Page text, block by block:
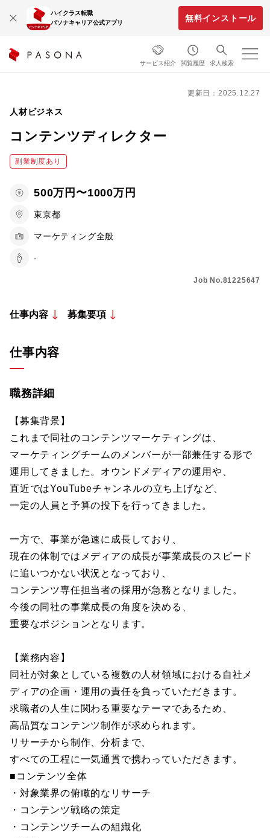
ハイクラス転職
パソナキャリア公式アプリ
無料インストール
サービス紹介 閲覧履歴 求人検索
更新日：2025.12.27
人材ビジネス
コンテンツディレクター
副業制度あり
500万円〜1000万円
東京都
マーケティング全般
-
Job No.81225647
仕事内容 募集要項
仕事内容
職務詳細
【募集背景】
これまで同社のコンテンツマーケティングは、
マーケティングチームのメンバーが一部兼任する形で
運用してきました。オウンドメディアの運用や、
直近ではYouTubeチャンネルの立ち上げなど、
一定の人員と予算の投下を行ってきました。
一方で、事業が急速に成長しており、
現在の体制ではメディアの成長が事業成長のスピード
に追いつかない状況となっており、
コンテンツ専任担当者の採用が急務となりました。
今後の同社の事業成長の角度を決める、
重要なポジションとなります。
【業務内容】
同社が対象としている複数の人材領域における自社メ
ディアの企画・運用の責任を負っていただきます。
求職者の人生に関わる重要なテーマであるため、
高品質なコンテンツ制作が求められます。
リサーチから制作、分析まで、
すべての工程に一気通貫で携わっていただきます。
■コンテンツ全体
・対象業界の俯瞰的なリサーチ
・コンテンツ戦略の策定
・コンテンツチームの組織化